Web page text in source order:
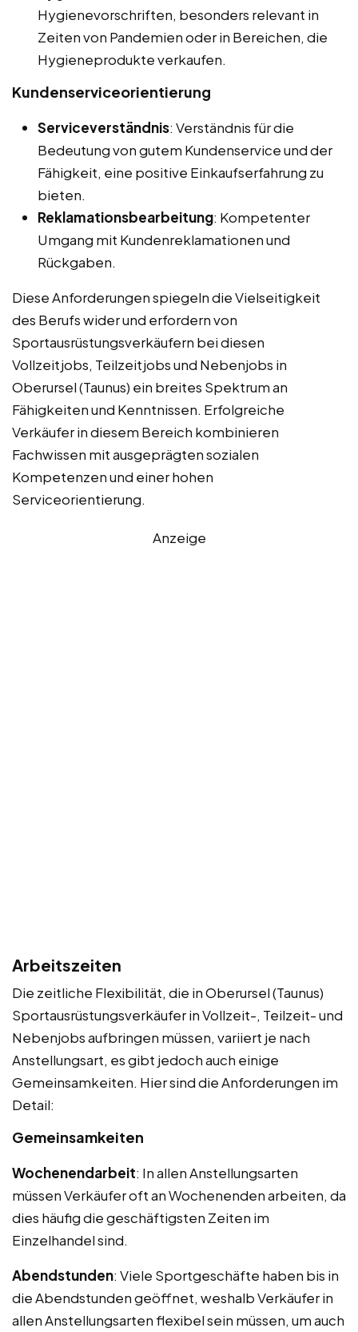
Hygienevorschriften, besonders relevant in
Zeiten von Pandemien oder in Bereichen, die
Hygieneprodukte verkaufen.
Kundenserviceorientierung
Serviceverständnis: Verständnis für die
Bedeutung von gutem Kundenservice und der
Fähigkeit, eine positive Einkaufserfahrung zu
bieten.
Reklamationsbearbeitung: Kompetenter
Umgang mit Kundenreklamationen und
Rückgaben.
Diese Anforderungen spiegeln die Vielseitigkeit
des Berufs wider und erfordern von
Sportausrüstungsverkäufern bei diesen
Vollzeitjobs, Teilzeitjobs und Nebenjobs in
Oberursel (Taunus) ein breites Spektrum an
Fähigkeiten und Kenntnissen. Erfolgreiche
Verkäufer in diesem Bereich kombinieren
Fachwissen mit ausgeprägten sozialen
Kompetenzen und einer hohen
Serviceorientierung.
Anzeige
Arbeitszeiten
Die zeitliche Flexibilität, die in Oberursel (Taunus)
Sportausrüstungsverkäufer in Vollzeit-, Teilzeit- und
Nebenjobs aufbringen müssen, variiert je nach
Anstellungsart, es gibt jedoch auch einige
Gemeinsamkeiten. Hier sind die Anforderungen im
Detail:
Gemeinsamkeiten
Wochenendarbeit: In allen Anstellungsarten
müssen Verkäufer oft an Wochenenden arbeiten, da
dies häufig die geschäftigsten Zeiten im
Einzelhandel sind.
Abendstunden: Viele Sportgeschäfte haben bis in
die Abendstunden geöffnet, weshalb Verkäufer in
allen Anstellungsarten flexibel sein müssen, um auch